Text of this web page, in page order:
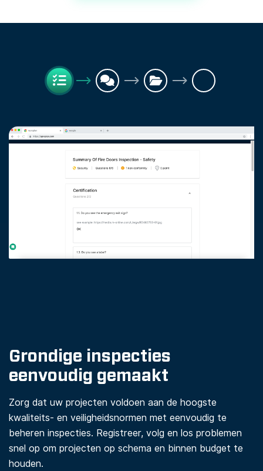
Grondige inspecties
eenvoudig gemaakt
Zorg dat uw projecten voldoen aan de hoogste
kwaliteits- en veiligheidsnormen met eenvoudig te
beheren inspecties. Registreer, volg en los problemen
snel op om projecten op schema en binnen budget te
houden.